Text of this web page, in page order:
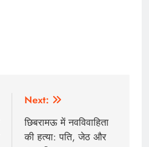
Next:
छिबरामऊ में नवविवाहिता
की हत्या: पति, जेठ और